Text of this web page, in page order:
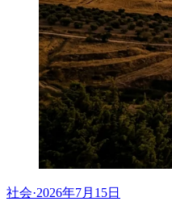
社会·2026年7月15日